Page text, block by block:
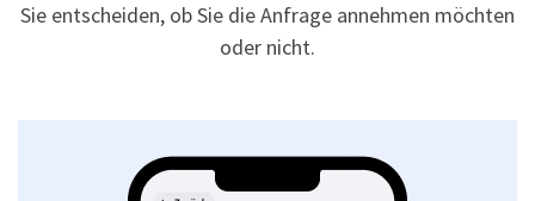
Sie entscheiden, ob Sie die Anfrage annehmen möchten
oder nicht.